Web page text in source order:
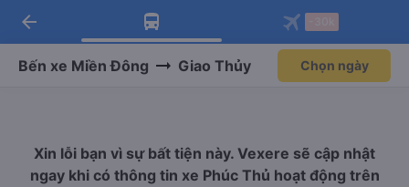
Tải app Vexere ngay!
Nhận ưu đãi thành viên độc
Mở app
Tải app Vexere
-30k/ghế khi đặt vé máy bay qua
Mở app
arrow_back
Bến xe Miền Đông Giao Thủy Chọn ngày
Xin lỗi bạn vì sự bất tiện này. Vexere sẽ cập nhật
ngay khi có thông tin xe Phúc Thủ hoạt động trên